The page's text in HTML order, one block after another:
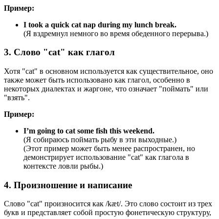
Пример:
I took a quick cat nap during my lunch break.
(Я вздремнул немного во время обеденного перерыва.)
3. Слово "cat" как глагол
Хотя "cat" в основном используется как существительное, оно
также может быть использовано как глагол, особенно в
некоторых диалектах и жаргоне, что означает "поймать" или
"взять".
Пример:
I’m going to cat some fish this weekend.
(Я собираюсь поймать рыбу в эти выходные.)
(Этот пример может быть менее распространен, но
демонстрирует использование "cat" как глагола в
контексте ловли рыбы.)
4. Произношение и написание
Слово "cat" произносится как /kæt/. Это слово состоит из трех
букв и представляет собой простую фонетическую структуру,